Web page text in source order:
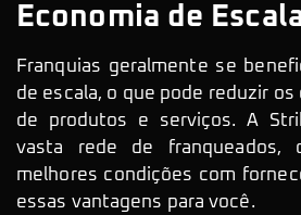
Economia de
Franquias geralmente se
de escala, o que pode reduzir
de produtos e serviços. A
vasta rede de franqueados,
melhores condições com
essas vantagens para você.